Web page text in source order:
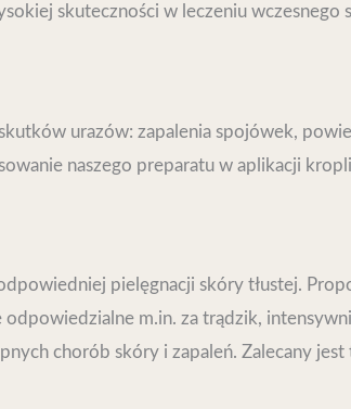
skuteczności w leczeniu wczesnego
urazów: zapalenia spojówek,
naszego preparatu w aplikacji
pielęgnacji skóry tłustej.
m.in. za trądzik,
chorób skóry i zapaleń. Zalecany